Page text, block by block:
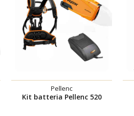
Pellenc
Kit batteria Pellenc 520